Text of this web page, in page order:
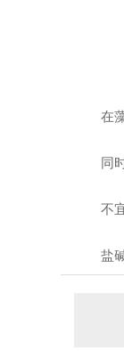
在
同
不
盐